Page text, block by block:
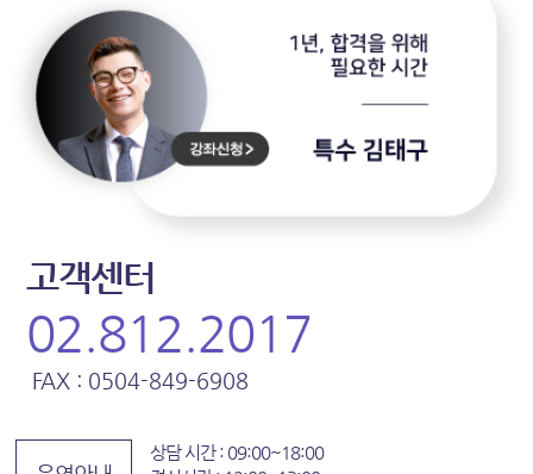
고객센터
02.812.2017
FAX : 0504-849-6908
상담 시간 : 09:00~18:00